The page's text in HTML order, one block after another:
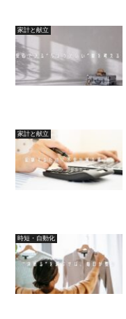
家計と献立
家計と献立
時短・自動化